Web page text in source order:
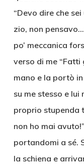
“Devo dire che
zio, non
po’ meccanica
verso di me “Fatti
mano e la portò
su me stesso e lui
proprio stupenda
non ho mai
portandomi a sé.
la schiena e